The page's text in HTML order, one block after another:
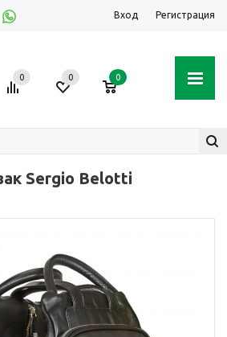
Вход Регистрация
0 0 0
Sergio Belotti